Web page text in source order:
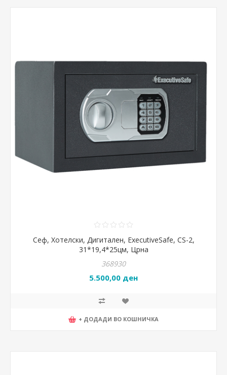
Сеф, Хотелски, Дигитален, ExecutiveSafe, CS-2,
31*19,4*25цм, Црна
368930
5.500,00 ден
+ ДОДАДИ ВО КОШНИЧКА